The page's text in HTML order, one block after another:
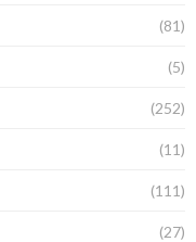
(81)
(5)
(252)
(11)
(111)
(27)